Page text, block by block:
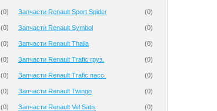
(0)
(0)
(0)
(0)
(0)
(0)
(0)
Запчасти Renault Sport Spider (0)
Запчасти Renault Symbol (0)
Запчасти Renault Thalia (0)
Запчасти Renault Trafic груз. (0)
Запчасти Renault Trafic пасс. (0)
Запчасти Renault Twingo (0)
Запчасти Renault Vel Satis (0)